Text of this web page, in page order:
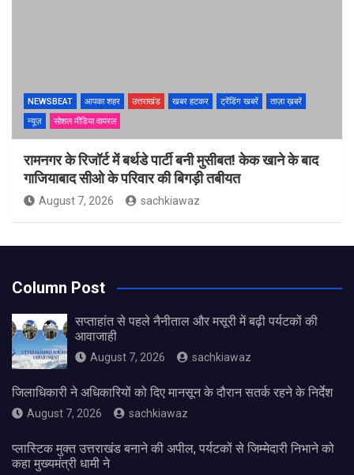
NEWSBEAT आपका शहर उत्तराखंड खबर हटकर ट्रेंडिंग खबरें
ताज़ा ख़बरें
न्यूज़
सोशल मीडिया वायरल
रामनगर के रिजॉर्ट में बर्थडे पार्टी बनी मुसीबत! केक खाने के बाद
गाजियाबाद सीओ के परिवार की बिगड़ी तबीयत
August 7, 2026 sachkiawaz
Column Post
सप्ताहांत से पहले नैनीताल और मसूरी में बढ़ी पर्यटकों की
आवाजाही
August 7, 2026 sachkiawaz
जिलाधिकारी ने अधिकारियों को दिए मानसून के दौरान सतर्क रहने के निर्देश
August 7, 2026 sachkiawaz
प्लास्टिक मुक्त उत्तराखंड बनाने की अपील, पर्यटकों से जिम्मेदारी निभाने को
कहा मुख्यमंत्री धामी ने